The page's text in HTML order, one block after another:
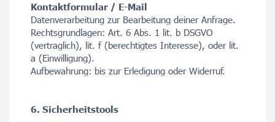
Kontaktformular / E-Mail
Datenverarbeitung zur Bearbeitung deiner Anfrage.
Rechtsgrundlagen: Art. 6 Abs. 1 lit. b DSGVO
(vertraglich), lit. f (berechtigtes Interesse), oder lit.
a (Einwilligung).
Aufbewahrung: bis zur Erledigung oder Widerruf.
6. Sicherheitstools